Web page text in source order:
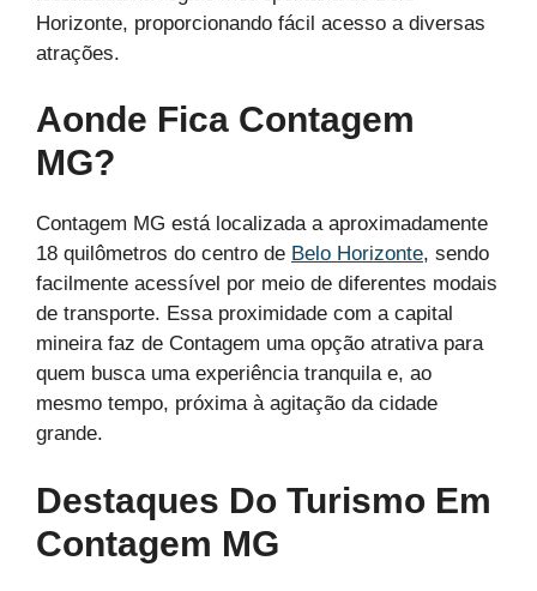
Horizonte, proporcionando fácil acesso a diversas
atrações.
Aonde Fica Contagem
MG?
Contagem MG está localizada a aproximadamente
18 quilômetros do centro de Belo Horizonte, sendo
facilmente acessível por meio de diferentes modais
de transporte. Essa proximidade com a capital
mineira faz de Contagem uma opção atrativa para
quem busca uma experiência tranquila e, ao
mesmo tempo, próxima à agitação da cidade
grande.
Destaques Do Turismo Em
Contagem MG